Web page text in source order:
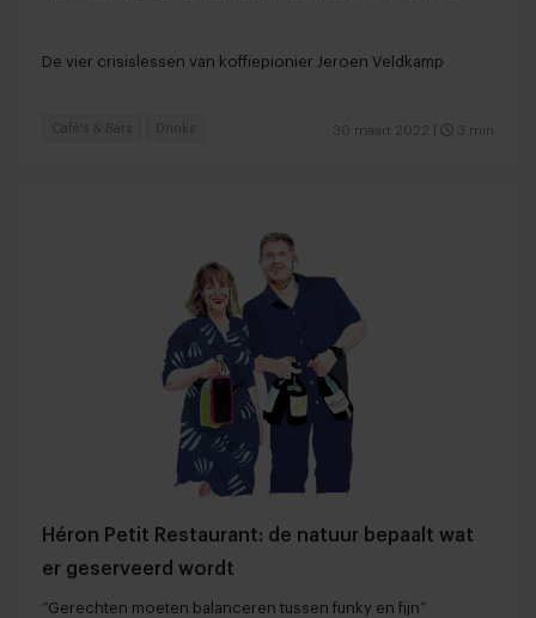
De vier crisislessen van koffiepionier Jeroen Veldkamp
30 maart 2022 3 min
Café's & Bars Drinks
Héron Petit Restaurant: de natuur bepaalt wat
er geserveerd wordt
“Gerechten moeten balanceren tussen funky en fijn”